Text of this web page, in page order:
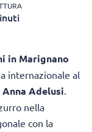
in Marignano
internazionale al
Anna Adelusi.
nella
con la